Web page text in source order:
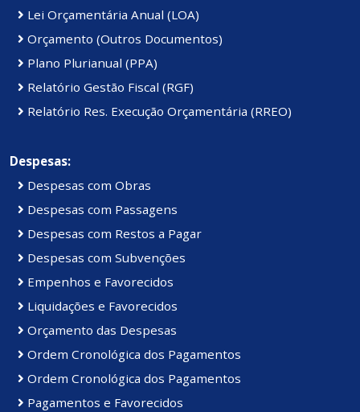
Lei Orçamentária Anual (LOA)
Orçamento (Outros Documentos)
Plano Plurianual (PPA)
Relatório Gestão Fiscal (RGF)
Relatório Res. Execução Orçamentária (RREO)
Despesas:
Despesas com Obras
Despesas com Passagens
Despesas com Restos a Pagar
Despesas com Subvenções
Empenhos e Favorecidos
Liquidações e Favorecidos
Orçamento das Despesas
Ordem Cronológica dos Pagamentos
Ordem Cronológica dos Pagamentos
Pagamentos e Favorecidos